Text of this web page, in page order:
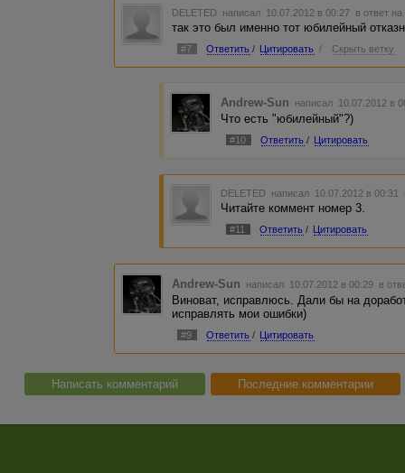
DELETED написал 10.07.2012 в 00:27 в ответ на
так это был именно тот юбилейный
#7 Ответить / Цитировать / Скрыть ветку
Andrew-Sun написал 10.07.2012 в
Что есть "юбилейный"?)
#10 Ответить / Цитировать
DELETED написал 10.07.2012 в 00:31
Читайте коммент номер 3.
#11 Ответить / Цитировать
Andrew-Sun написал 10.07.2012 в 00:29 в
Виноват, исправлюсь. Дали бы на
исправлять мои ошибки)
#9 Ответить / Цитировать
Написать комментарий Последние комментарии